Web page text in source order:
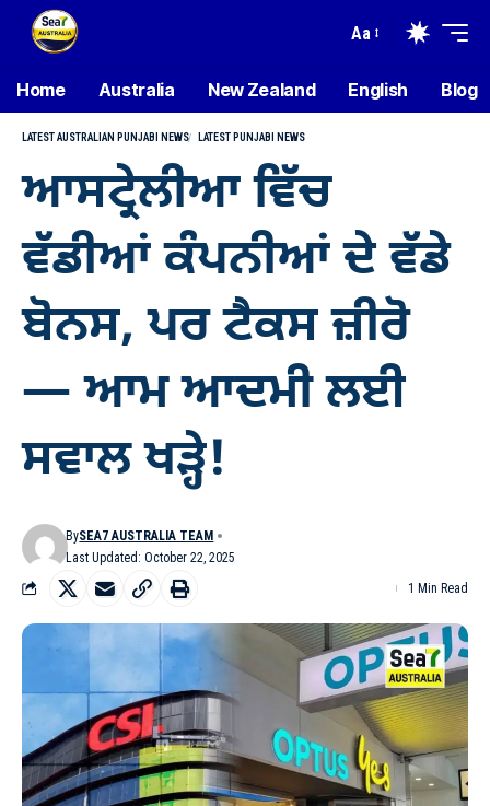
Aa
Home Australia New Zealand English Blog
LATEST AUSTRALIAN PUNJABI NEWS LATEST PUNJABI NEWS
ਆਸਟ੍ਰੇਲੀਆ ਵਿੱਚ
ਵੱਡੀਆਂ ਕੰਪਨੀਆਂ ਦੇ ਵੱਡੇ
ਬੋਨਸ, ਪਰ ਟੈਕਸ ਜ਼ੀਰੋ
— ਆਮ ਆਦਮੀ ਲਈ
ਸਵਾਲ ਖੜ੍ਹੇ!
Last Updated: October 22, 2025
BySEA7 AUSTRALIA TEAM
1 Min Read